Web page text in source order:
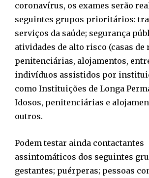
coronavírus, os exames serão
seguintes grupos prioritários:
serviços da saúde; segurança
atividades de alto risco (casas de
penitenciárias, alojamentos,
indivíduos assistidos por
como Instituições de Longa
Idosos, penitenciárias e
outros.
Podem testar ainda contactantes
assintomáticos dos seguintes
gestantes; puérperas; pessoas